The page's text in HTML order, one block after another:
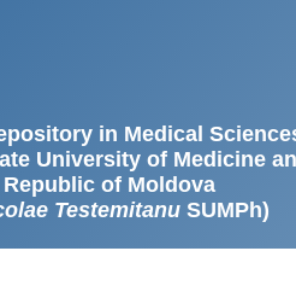
in Medical
University of Medicine
of Moldova
TestemitanuSUMPh)